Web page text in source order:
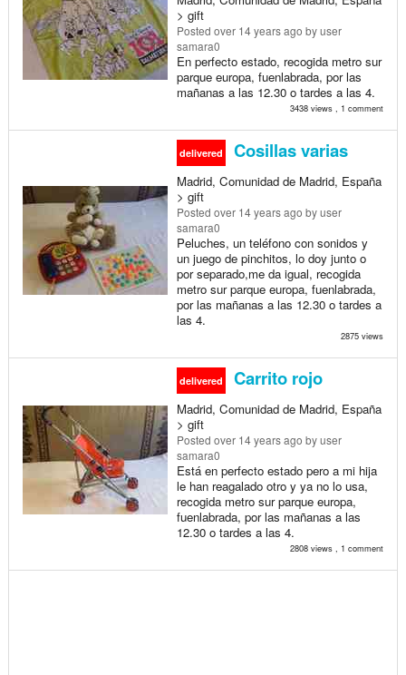
> gift
Posted over 14 years ago by user
samara0
En perfecto estado, recogida metro sur
parque europa, fuenlabrada, por las
mañanas a las 12.30 o tardes a las 4.
3438 views , 1 comment
delivered Cosillas varias
Madrid, Comunidad de Madrid, España
> gift
Posted over 14 years ago by user
samara0
Peluches, un teléfono con sonidos y
un juego de pinchitos, lo doy junto o
por separado,me da igual, recogida
metro sur parque europa, fuenlabrada,
por las mañanas a las 12.30 o tardes a
las 4.
2875 views
delivered Carrito rojo
Madrid, Comunidad de Madrid, España
> gift
Posted over 14 years ago by user
samara0
Está en perfecto estado pero a mi hija
le han reagalado otro y ya no lo usa,
recogida metro sur parque europa,
fuenlabrada, por las mañanas a las
12.30 o tardes a las 4.
2808 views , 1 comment